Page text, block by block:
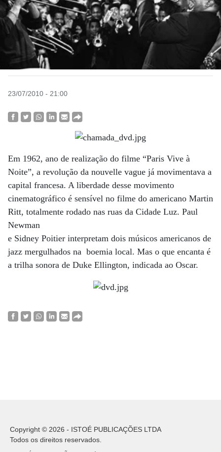
23/07/2010 - 21:00
Em 1962, ano de realização do filme “Paris Vive à
Noite”, a revolução da nouvelle vague já movimentava a
capital francesa. A liberdade desse movimento
cinematográfico é sensível no filme do americano Martin
Ritt, totalmente rodado nas ruas da Cidade Luz. Paul
Newman
e Sidney Poitier interpretam dois músicos americanos de
jazz mergulhados na boemia local. Mas o que encanta é
a trilha sonora de Duke Ellington, indicada ao Oscar.
Copyright © 2026 - ISTOÉ PUBLICAÇÕES LTDA
Todos os direitos reservados.